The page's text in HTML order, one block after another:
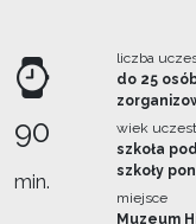
90
min.
liczba
do 25
wiek
szkoła
szkoły
miejsce
Muzeum